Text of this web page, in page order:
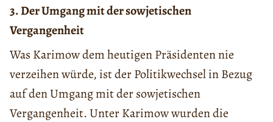
3. Der Umgang mit der sowjetischen
Vergangenheit
Was Karimow dem heutigen Präsidenten nie
verzeihen würde, ist der Politikwechsel in Bezug
auf den Umgang mit der sowjetischen
Vergangenheit. Unter Karimow wurden die